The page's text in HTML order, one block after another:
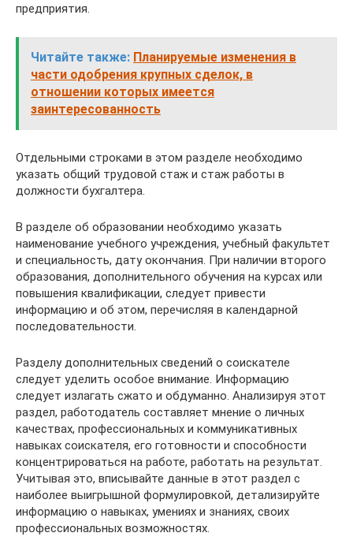
предприятия.
Читайте также: Планируемые изменения в
части одобрения крупных сделок, в
отношении которых имеется
заинтересованность
Отдельными строками в этом разделе необходимо
указать общий трудовой стаж и стаж работы в
должности бухгалтера.
В разделе об образовании необходимо указать
наименование учебного учреждения, учебный факультет
и специальность, дату окончания. При наличии второго
образования, дополнительного обучения на курсах или
повышения квалификации, следует привести
информацию и об этом, перечисляя в календарной
последовательности.
Разделу дополнительных сведений о соискателе
следует уделить особое внимание. Информацию
следует излагать сжато и обдуманно. Анализируя этот
раздел, работодатель составляет мнение о личных
качествах, профессиональных и коммуникативных
навыках соискателя, его готовности и способности
концентрироваться на работе, работать на результат.
Учитывая это, вписывайте данные в этот раздел с
наиболее выигрышной формулировкой, детализируйте
информацию о навыках, умениях и знаниях, своих
профессиональных возможностях.